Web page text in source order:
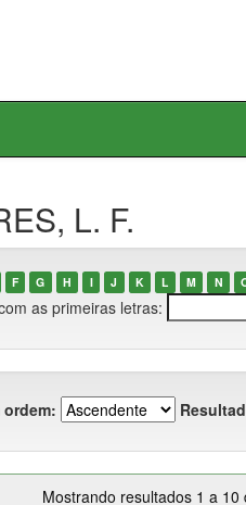
L. F.
F G H I J K L M N
as primeiras letras:
ordem:
Mostrando resultados 1 a 10